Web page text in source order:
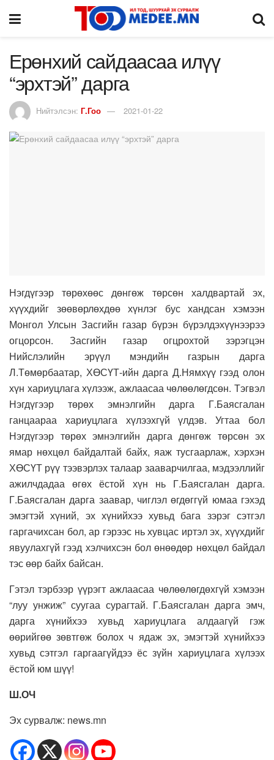
Ерөнхий сайдаасаа илүү
“эрхтэй” дарга
Нийтэлсэн: Г.Гоо 2021-01-22
Нэгдүгээр төрөхөөс дөнгөж төрсөн халдвартай эх,
хүүхдийг зөөвөрлөхдөө хүнлэг бус хандсан хэмээн
Монгол Улсын Засгийн газар бүрэн бүрэлдэхүүнээрээ
огцорсон. Засгийн газар огцрохтой зэрэгцэн
Нийслэлийн эрүүл мэндийн газрын дарга
Л.Төмөрбаатар, ХӨСҮТ-ийн дарга Д.Нямхүү гээд олон
хүн хариуцлага хүлээж, ажлаасаа чөлөөлөгдсөн. Тэгвэл
Нэгдүгээр төрөх эмнэлгийн дарга Г.Баясгалан
ганцаараа хариуцлага хүлээхгүй үлдэв. Угтаа бол
Нэгдүгээр төрөх эмнэлгийн дарга дөнгөж төрсөн эх
ямар нөхцөл байдалтай байх, яаж тусгаарлаж, хэрхэн
ХӨСҮТ рүү тээвэрлэх талаар зааварчилгаа, мэдээллийг
ажилчдадаа өгөх ёстой хүн нь Г.Баясгалан дарга.
Г.Баясгалан дарга заавар, чиглэл өгдөггүй юмаа гэхэд
эмэгтэй хүний, эх хүнийхээ хувьд бага зэрэг сэтгэл
гаргачихсан бол, ар гэрээс нь хувцас иртэл эх, хүүхдийг
явуулахгүй гээд хэлчихсэн бол өнөөдөр нөхцөл байдал
тэс өөр байх байсан.
Гэтэл тэрбээр үүрэгт ажлаасаа чөлөөлөгдөхгүй хэмээн
“луу унжиж” суугаа сурагтай. Г.Баясгалан дарга эмч,
дарга хүнийхээ хувьд хариуцлага алдаагүй гэж
өөрийгөө зөвтгөж болох ч ядаж эх, эмэгтэй хүнийхээ
хувьд сэтгэл гаргаагүйдээ ёс зүйн хариуцлага хүлээх
ёстой юм шүү!
Ш.ОЧ
Эх сурвалж: news.mn